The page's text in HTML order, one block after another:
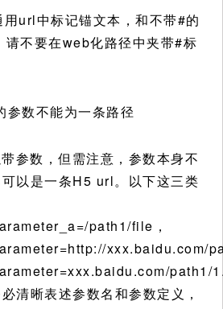
用url中标记锚文本，和不带#的
不要在web化路径中夹带#标
参数不能为一条路径
参数，但需注意，参数本身不
以是一条H5 url。以下这三类
path1/file，
xxx.baidu.com/
path1/
清晰表述参数名和参数定义，